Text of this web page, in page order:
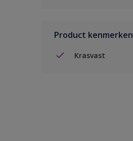
Product kenmerken
Krasvast